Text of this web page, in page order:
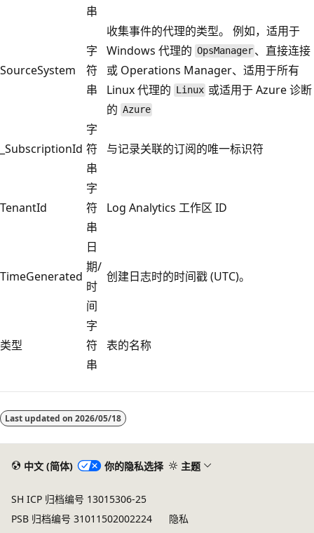
串
SourceSystem
字
符
串
收集事件的代理的类型。 例如，适用于
Windows 代理的 OpsManager 、直接连接
或 Operations Manager、适用于所有
Linux 代理的 Linux 或适用于 Azure 诊断
的 Azure
_SubscriptionId
字
符
串
与记录关联的订阅的唯一标识符
TenantId
字
符
串
Log Analytics 工作区 ID
TimeGenerated
日
期/
时
间
创建日志时的时间戳 (UTC)。
类型
字
符
串
表的名称
模
式
Last updated on 2026/05/18
中文 (简体) 你的隐私选择 主题
SH ICP 归档编号 13015306-25
PSB 归档编号 31011502002224
隐私